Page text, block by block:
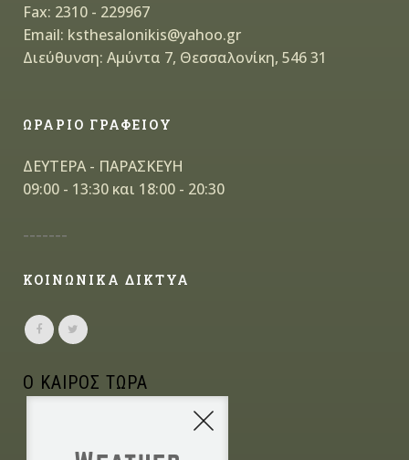
Fax: 2310 - 229967
Email: ksthesalonikis@yahoo.gr
Διεύθυνση: Αμύντα 7, Θεσσαλονίκη, 546 31
ΩΡΑΡΙΟ ΓΡΑΦΕΙΟΥ
ΔΕΥΤΕΡΑ - ΠΑΡΑΣΚΕΥΗ
09:00 - 13:30 και 18:00 - 20:30
-------
ΚΟΙΝΩΝΙΚΑ ΔΙΚΤΥΑ
Ο ΚΑΙΡΟΣ ΤΩΡΑ